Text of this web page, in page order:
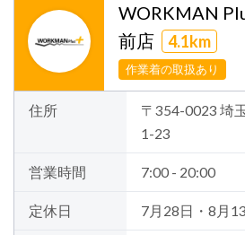
WORKMAN
前店
4.1km
作業着の取扱あり
住所
〒354-0023 埼
1-23
営業時間 7:00 - 20:00
定休日 7月28日・8月